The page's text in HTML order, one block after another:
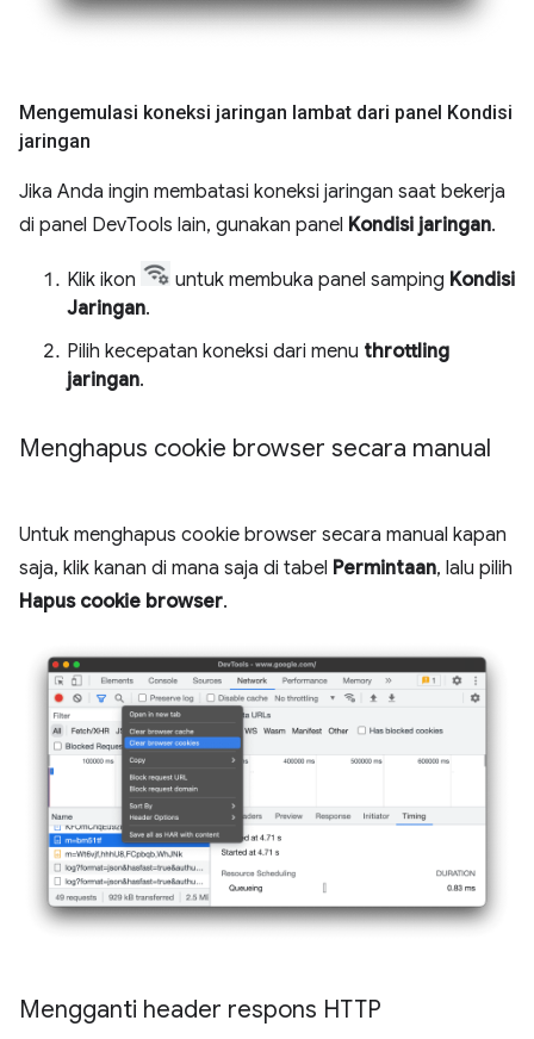
Mengemulasi koneksi jaringan lambat dari panel Kondisi
jaringan
Jika Anda ingin membatasi koneksi jaringan saat bekerja
di panel DevTools lain, gunakan panel Kondisi jaringan.
Klik ikon untuk membuka panel samping Kondisi
Jaringan.
Pilih kecepatan koneksi dari menu throttling
jaringan.
Menghapus cookie browser secara manual
Untuk menghapus cookie browser secara manual kapan
saja, klik kanan di mana saja di tabel Permintaan, lalu pilih
Hapus cookie browser.
Mengganti header respons HTTP